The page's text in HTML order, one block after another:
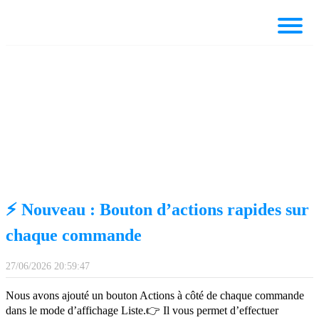
⚡ Nouveau : Bouton d’actions rapides sur
chaque commande
27/06/2026 20:59:47
Nous avons ajouté un bouton Actions à côté de chaque commande
dans le mode d’affichage Liste.👉 Il vous permet d’effectuer